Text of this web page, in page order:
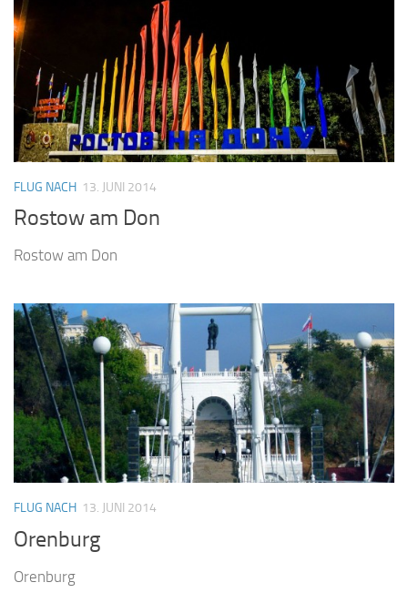
FLUG NACH 13. JUNI 2014
Rostow am Don
Rostow am Don
FLUG NACH 13. JUNI 2014
Orenburg
Orenburg